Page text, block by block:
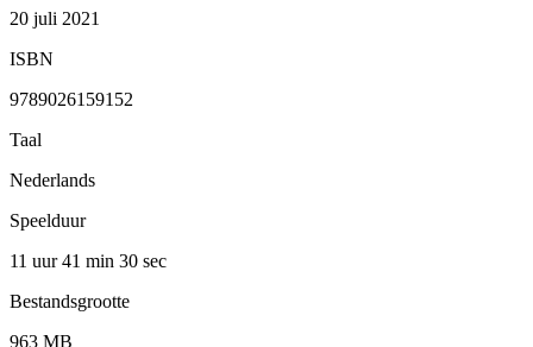
20 juli 2021
ISBN
9789026159152
Taal
Nederlands
Speelduur
11 uur 41 min 30 sec
Bestandsgrootte
963 MB